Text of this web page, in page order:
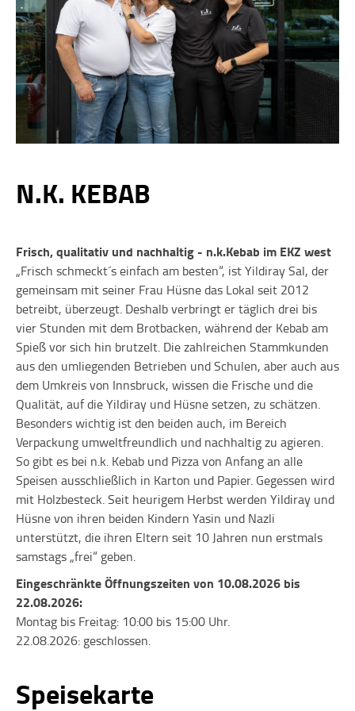
N.K. KEBAB
Frisch, qualitativ und nachhaltig - n.k.Kebab im EKZ west
„Frisch schmeckt´s einfach am besten“, ist Yildiray Sal, der
gemeinsam mit seiner Frau Hüsne das Lokal seit 2012
betreibt, überzeugt. Deshalb verbringt er täglich drei bis
vier Stunden mit dem Brotbacken, während der Kebab am
Spieß vor sich hin brutzelt. Die zahlreichen Stammkunden
aus den umliegenden Betrieben und Schulen, aber auch aus
dem Umkreis von Innsbruck, wissen die Frische und die
Qualität, auf die Yildiray und Hüsne setzen, zu schätzen.
Besonders wichtig ist den beiden auch, im Bereich
Verpackung umweltfreundlich und nachhaltig zu agieren.
So gibt es bei n.k. Kebab und Pizza von Anfang an alle
Speisen ausschließlich in Karton und Papier. Gegessen wird
mit Holzbesteck. Seit heurigem Herbst werden Yildiray und
Hüsne von ihren beiden Kindern Yasin und Nazli
unterstützt, die ihren Eltern seit 10 Jahren nun erstmals
samstags „frei“ geben.
Eingeschränkte Öffnungszeiten von 10.08.2026 bis
22.08.2026:
Montag bis Freitag: 10:00 bis 15:00 Uhr.
22.08.2026: geschlossen.
Speisekarte